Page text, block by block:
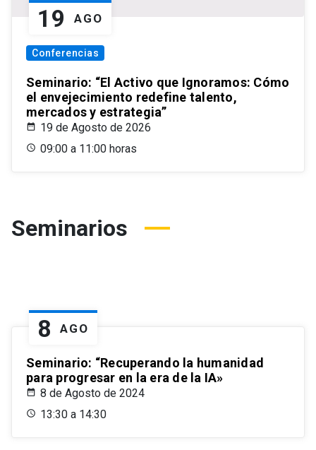
19 AGO
Conferencias
Seminario: “El Activo que Ignoramos: Cómo
el envejecimiento redefine talento,
mercados y estrategia”
19 de Agosto de 2026
09:00 a 11:00 horas
Seminarios
8 AGO
Seminario: “Recuperando la humanidad
para progresar en la era de la IA»
8 de Agosto de 2024
13:30 a 14:30